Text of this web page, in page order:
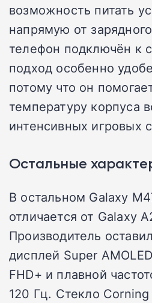
возможность питать
напрямую от
телефон подключён к
подход особенно
потому что он
температуру корпуса
интенсивных игровых
Остальные
В остальном Galaxy
отличается от Galaxy
Производитель
дисплей Super
FHD+ и плавной
120 Гц. Стекло